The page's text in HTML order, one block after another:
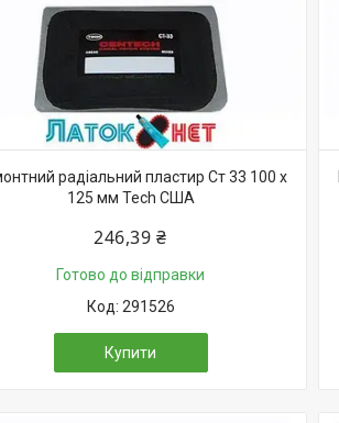
радіальний пластир Ст 33 100 х
125 мм Tech США
246,39 ₴
Готово до відправки
291526
Купити